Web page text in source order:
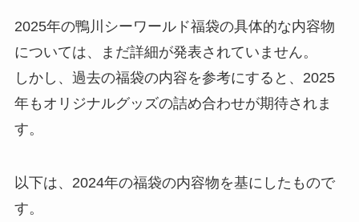
2025年の鴨川シーワールド福袋の具体的な内容物
については、まだ詳細が発表されていません。
しかし、過去の福袋の内容を参考にすると、2025
年もオリジナルグッズの詰め合わせが期待されま
す。
以下は、2024年の福袋の内容物を基にしたもので
す。